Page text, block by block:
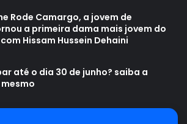
Rode Camargo, a jovem de
a primeira dama mais jovem do
Hissam Hussein Dehaini
até o dia 30 de junho? saiba a